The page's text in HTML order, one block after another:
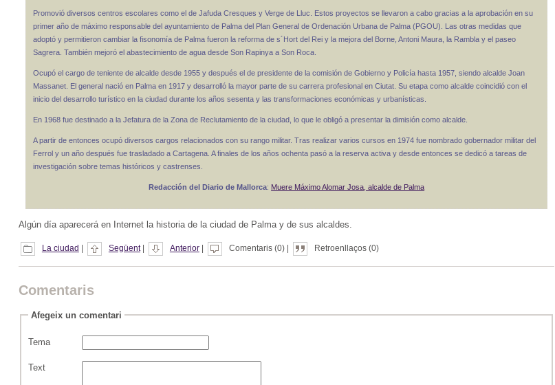
Promovió diversos centros escolares como el de Jafuda Cresques y Verge de Lluc. Estos proyectos se llevaron a cabo gracias a la aprobación en su
primer año de máximo responsable del ayuntamiento de Palma del Plan General de Ordenación Urbana de Palma (PGOU). Las otras medidas que
adoptó y permitieron cambiar la fisonomía de Palma fueron la reforma de s´Hort del Rei y la mejora del Borne, Antoni Maura, la Rambla y el paseo
Sagrera. También mejoró el abastecimiento de agua desde Son Rapinya a Son Roca.
Ocupó el cargo de teniente de alcalde desde 1955 y después el de presidente de la comisión de Gobierno y Policía hasta 1957, siendo alcalde Joan
Massanet. El general nació en Palma en 1917 y desarrolló la mayor parte de su carrera profesional en Ciutat. Su etapa como alcalde coincidió con el
inicio del desarrollo turístico en la ciudad durante los años sesenta y las transformaciones económicas y urbanísticas.
En 1968 fue destinado a la Jefatura de la Zona de Reclutamiento de la ciudad, lo que le obligó a presentar la dimisión como alcalde.
A partir de entonces ocupó diversos cargos relacionados con su rango militar. Tras realizar varios cursos en 1974 fue nombrado gobernador militar del
Ferrol y un año después fue trasladado a Cartagena. A finales de los años ochenta pasó a la reserva activa y desde entonces se dedicó a tareas de
investigación sobre temas históricos y castrenses.
Redacción del Diario de Mallorca: Muere Máximo Alomar Josa, alcalde de Palma
Algún día aparecerá en Internet la historia de la ciudad de Palma y de sus alcaldes.
La ciudad Següent| Anterior| Comentaris (0) | Retroenllaços (0)
Comentaris
Afegeix un comentari
Tema
Text